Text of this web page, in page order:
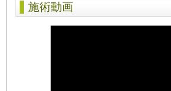
施術動画